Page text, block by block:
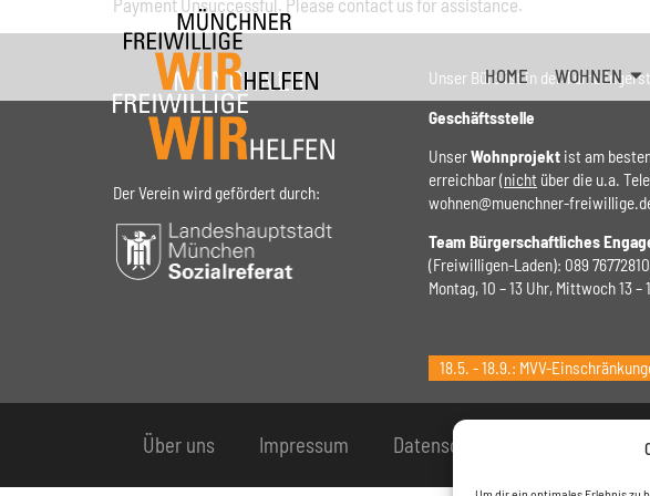
HOME WOHNEN
Der Verein wird gefördert durch:
Unser Büro ist in der
Geschäftsstelle
UnserWohnprojekt ist am
erreichbar (nicht über die u.a.
wohnen@muenchner-
Team Bürgerschaftliches
(Freiwilligen-Laden): 089 76772810
Montag, 10 – 13 Uhr, ​Mittwoch 13 –
18.5. - 18.9.: MVV-
Über uns Impressum Datenschutz Cookie-